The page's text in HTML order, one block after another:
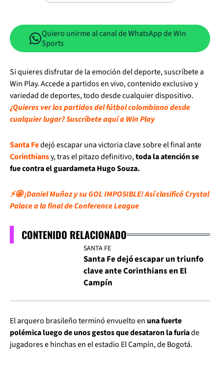
Quiero unirme al canal de WhatsApp de Win
Sports
Si quieres disfrutar de la emoción del deporte, suscríbete a
Win Play. Accede a partidos en vivo, contenido exclusivo y
variedad de deportes, todo desde cualquier dispositivo.
¿Quieres ver los partidos del fútbol colombiano desde
cualquier lugar? Suscríbete aquí a Win Play
Santa Fedejó escapar una victoria clave sobre el final ante
Corinthiansy, tras el pitazo definitivo,toda la atención se
fue contra el guardameta Hugo Souza.
⚡🤩 ¡Daniel Muñoz y su GOL IMPOSIBLE! Así clasificó Crystal
Palace a la final de Conference League
CONTENIDO RELACIONADO
SANTA FE
Santa Fe dejó escapar un triunfo
clave ante Corinthians en El
Campín
El arquero brasileño terminó envuelto en una fuerte
polémica luego de unos gestos que desataron la furiade
jugadores e hinchas en el estadio El Campín, de Bogotá.